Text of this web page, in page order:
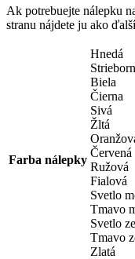
Ak potrebuejte nálepku
stranu nájdete ju ako
Farba nálepky
Hnedá
Biela
Čierna
Sivá
Žltá
Červená
Ružová
Fialová
Svetlo
Tmavo
Svetlo
Tmavo
Zlatá